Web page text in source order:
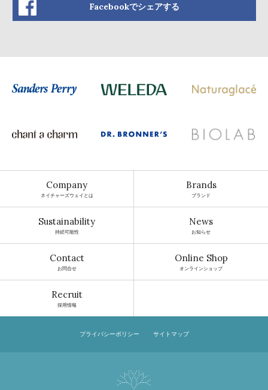
Facebookでシェアする
Company
ネイチャーズウェイとは
Brands
ブランド
Sustainability
持続可能性
News
お知らせ
Contact
お問合せ
Online Shop
オンラインショップ
Recruit
採用情報
プライバシーポリシー サイトマップ